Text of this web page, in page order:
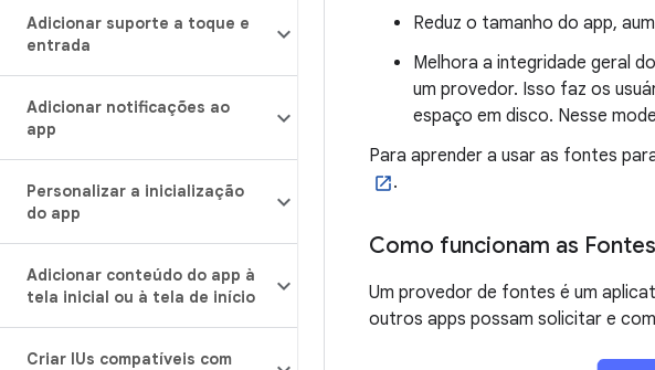
Adicionar suporte a toque e
entrada
Adicionar notificações ao
app
Personalizar a inicialização
do app
Adicionar conteúdo do app à
tela inicial ou à tela de início
Criar IUs compatíveis com
Reduz o tamanho do app,
Melhora a integridade geral
um provedor. Isso faz os
espaço em disco. Nesse
Para aprender a usar as fontes
.
Como funcionam as
Um provedor de fontes é um
outros apps possam solicitar e